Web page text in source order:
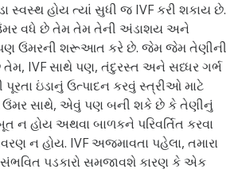
સ્વસ્થ હોય ત્યાં સુધી જ IVF કરી શકાય છે.
વધે છે તેમ તેમ તેની અંડાશય અને
ઉંમરની શરૂઆત કરે છે. જેમ જેમ તેણીની
IVF સાથે પણ, તંદુરસ્ત અને સધ્ધર ગર્ભ
પૂરતા ઇંડાનું ઉત્પાદન કરવું સ્ત્રીઓ માટે
સાથે, એવું પણ બની શકે છે કે તેણીનું
ન હોય અથવા બાળકને પરિવર્તિત કરવા
ન હોય. IVF અજમાવતા પહેલા, તમારા
પડકારો સમજાવશે કારણ કે એક